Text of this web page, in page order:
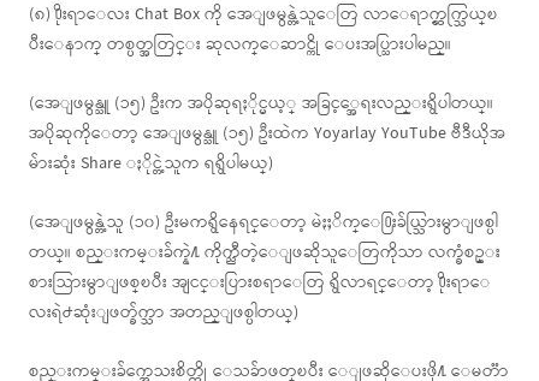
(၈) ႐ိုးရာေလး Chat Box ကို အေျဖမွန္တဲ့သူေတြ လာေရာက္ဆက္သြယ္ၿ
ပီးေနာက္ တစ္ပတ္အတြင္း ဆုလက္ေဆာင္ကို ေပးအပ္သြားပါမည္။
(အေျဖမွန္သူ (၁၅) ဦးက အပိုဆုရႏိုင္မယ့္ အခြင့္အေရးလည္းရွိပါတယ္။
အပိုဆုကိုေတာ့ အေျဖမွန္သူ (၁၅) ဦးထဲက Yoyarlay YouTube ဗီဒီယိုအ
မ်ားဆုံး Share ႏိုင္တဲ့သူက ရရွိပါမယ္)
(အေျဖမွန္တဲ့သူ (၁၀) ဦးမကရွိေနရင္ေတာ့ မဲႏႈိက္ေ႐ြးခ်ယ္သြားမွာျဖစ္ပါ
တယ္။ စည္းကမ္းခ်က္နဲ႔ ကိုက္ညီတဲ့ေျဖဆိုသူေတြကိုသာ လက္ခံစဥ္း
စားသြားမွာျဖစ္ၿပီး အျငင္းပြားစရာေတြ ရွိလာရင္ေတာ့ ႐ိုးရာေ
လးရဲ႕ဆုံးျဖတ္ခ်က္သာ အတည္ျဖစ္ပါတယ္)
စည္းကမ္းခ်က္အေသးစိတ္ကို ေသခ်ာဖတ္ၿပီး ေျဖဆိုေပးဖို႔ ေမတၱာ